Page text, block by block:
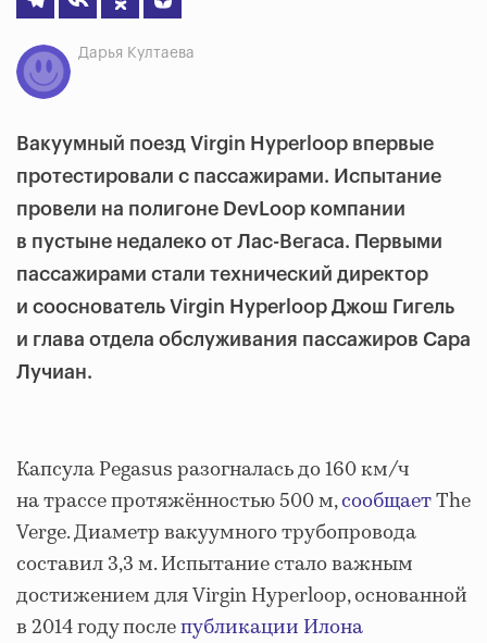
Дарья Култаева
Вакуумный поезд Virgin Hyperloop впервые
протестировали с пассажирами. Испытание
провели на полигоне DevLoop компании
в пустыне недалеко от Лас-Вегаса. Первыми
пассажирами стали технический директор
и сооснователь Virgin Hyperloop Джош Гигель
и глава отдела обслуживания пассажиров Сара
Лучиан.
Капсула Pegasus разогналась до 160 км/ч
на трассе протяжённостью 500 м,сообщаетThe
Verge. Диаметр вакуумного трубопровода
составил 3,3 м. Испытание стало важным
достижением для Virgin Hyperloop, основанной
в 2014 году послепубликации Илона